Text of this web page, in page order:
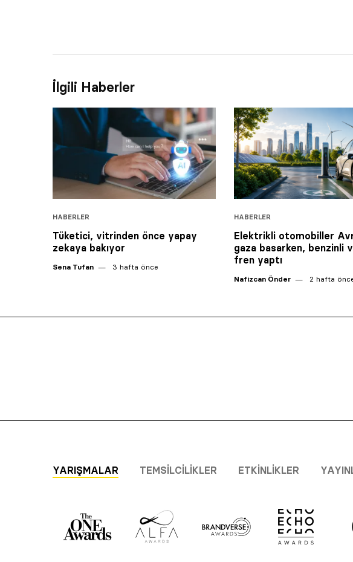
İlgili Haberler
HABERLER
Tüketici, vitrinden önce yapay
zekaya bakıyor
Sena Tufan 3 hafta önce
HABERLER
Elektrikli otomobiller
gaza basarken, benzinli
fren yaptı
Nafizcan Önder 2 hafta
YARIŞMALAR TEMSILCILIKLER ETKINLIKLER